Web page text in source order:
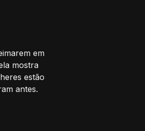
em
mostra
estão
antes.